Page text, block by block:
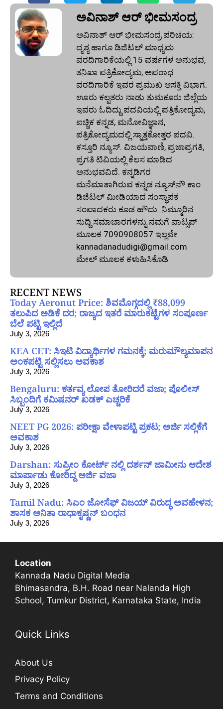
ಅವಿನಾಶ್‌ ಆರ್‌ ಭೀಮಸಂದ್ರ
ಅವಿನಾಶ್‌ ಆರ್‌ ಭೀಮಸಂದ್ರ ಪರಿಚಯ:
ದೃಶ್ಯ ಹಾಗೂ ಡಿಜಿಟಲ್ ಮಾಧ್ಯಮ
ವರದಿಗಾರಿಕೆಯಲ್ಲಿ 15 ವರ್ಷಗಳ ಅನುಭವ,
ತನಿಖಾ ಪತ್ರಿಕೋದ್ಯಮ, ಅಪರಾಧ
ವರದಿಗಾರಿಕೆ ಇವರ ಪ್ರಮುಖ ಆಸಕ್ತಿ ವಿಭಾಗ.
ಊರು ಕಲ್ಪತರು ನಾಡು ತುಮಕೂರು ಜಿಲ್ಲೆಯ
ಇವರು ಓದಿದ್ದು ಪದವಿಯಲ್ಲಿ ಪತ್ರಿಕೋದ್ಯಮ,
ಐಚ್ಚಿಕ ಕನ್ನಡ, ಮನೋವಿಜ್ಞಾನ,
ಪತ್ರಿಕೋದ್ಯಮದಲ್ಲಿ ಸ್ನಾತ್ತಕೋತ್ತರ ಪದವಿ.
ಕಸ್ತೂರಿ ನ್ಯೂಸ್‌. ವಿಜಯವಾಣಿ, ಪ್ರಜಾಪ್ರಗತಿ,
ಪ್ರಗತಿ ಟಿವಿಯಲ್ಲಿ ಕೆಲಸ ಮಾಡಿದ
ಅನುಭವವಿದೆ. ಕನ್ನಡಿಗರ
ಮನೆಮಾತಾಗಿರುವ ಕನ್ನಡ ನ್ಯೂಸ್‌ನೌ.ಕಾಂ
ಡಿಜಿಟಲ್‌ ಮೀಡಿಯಾದ ಸಂಸ್ಥಾಪಕ
ಸಂಪಾದಕರು ಕೂಡ ಹೌದು. ನಿಮ್ಮೂರಿನ
ಸುದ್ದಿ ಸಮಾಚಾರಗಳನ್ನು ನಮಗೆ ವಾಟ್ಸಪ್‌
ಮೂಲಕ 7090908057 ಇಲ್ಲವೇ
kannadanadudigi@gmail.com
ಮೇಲ್‌ ಮೂಲಕ ಕಳುಹಿಸಿಕೊಡಿ
RECENT NEWS
Today Aeronut Price: ಶಿವಮೊಗ್ಗದಲ್ಲಿ ₹88,099
ತಲುಪಿದ ಅಡಿಕೆ ದರ; ರಾಜ್ಯದ ಇತರೆ ಮಾರುಕಟ್ಟೆಗಳ ಸಂಪೂರ್ಣ
ಬೆಲೆ ಪಟ್ಟಿ ಇಲ್ಲಿದೆ
July 3, 2026
KEA CET: ಸಿಇಟಿ ವಿದ್ಯಾರ್ಥಿಗಳ ಗಮನಕ್ಕೆ; ಮರುಮೌಲ್ಯಮಾಪನ
ಅಂಕಪಟ್ಟಿ ಸಲ್ಲಿಸಲು ಅವಕಾಶ
July 3, 2026
Bengaluru: ಕರ್ತವ್ಯ ಲೋಪ ತೋರಿದರೆ ವಜಾ; ಪೊಲೀಸ್
ಸಿಬ್ಬಂದಿಗೆ ಕಮಿಷನರ್ ಖಡಕ್ ಎಚ್ಚರಿಕೆ
July 3, 2026
NEET PG 2026: ಪರೀಕ್ಷಾ ವೇಳಾಪಟ್ಟಿ ಪ್ರಕಟ; ಅರ್ಜಿ ಸಲ್ಲಿಕೆಗೆ
ಅವಕಾಶ
July 3, 2026
Darshan: ಸುಪ್ರೀಂ ಕೋರ್ಟ್ ನಲ್ಲಿ ದರ್ಶನ್ ಜಾಮೀನು ಆದೇಶ
ಮಾರ್ಪಾಡು ಕೋರಿದ್ದ ಅರ್ಜಿ ವಜಾ
July 3, 2026
Tamil Nadu: ಸಿಎಂ ಜೋಸೆಫ್ ವಿಜಯ್ ವಿರುದ್ಧ ಅವಹೇಳನ;
ಶಾಸಕ ಅನಿತಾ ರಾಧಾಕೃಷ್ಣನ್ ಬಂಧನ
July 3, 2026
Location
Kannada Nadu Digital Media
Bhimasandra, B.H. Road near Nalanda High
School, Tumkur District, Karnataka State, India
Quick Links
About Us
Privacy Policy
Terms and Conditions